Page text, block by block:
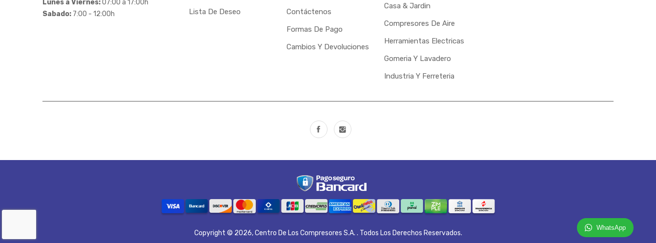
MAR-GIRIUS
METALMATRIX
Lunes a Viernes:07:00 a 17:00h
Sabado: 7:00 - 12:00h
Lista De Deseo
Contáctenos
Formas De Pago
Cambios Y Devoluciones
Casa & Jardin
Compresores De Aire
Herramientas Electricas
Gomeria Y Lavadero
Industria Y Ferreteria
Copyright © 2026,Centro De Los Compresores S.A. . Todos Los Derechos Reservados.
WhatsApp